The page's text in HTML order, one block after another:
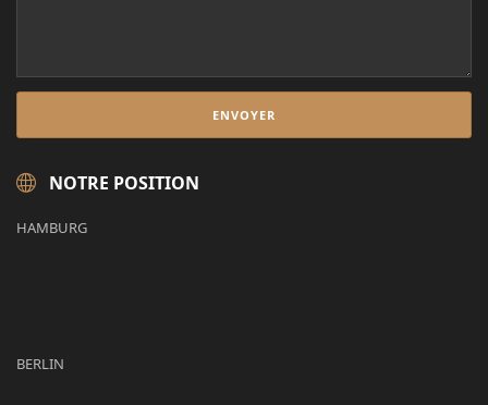
NOTRE POSITION
HAMBURG
BERLIN